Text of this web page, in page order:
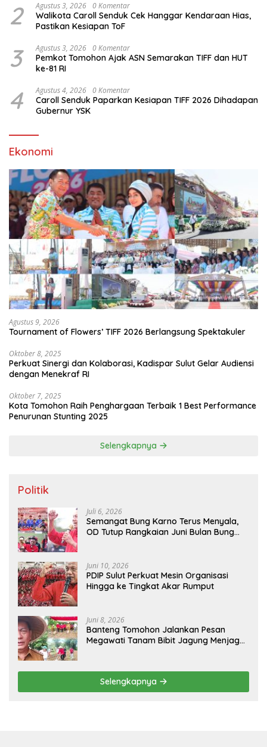
2 Agustus 3, 2026 0 Komentar
Walikota Caroll Senduk Cek Hanggar Kendaraan Hias,
Pastikan Kesiapan ToF
3 Agustus 3, 2026 0 Komentar
Pemkot Tomohon Ajak ASN Semarakan TIFF dan HUT
ke-81 RI
4 Agustus 4, 2026 0 Komentar
Caroll Senduk Paparkan Kesiapan TIFF 2026 Dihadapan
Gubernur YSK
Ekonomi
Agustus 9, 2026
Tournament of Flowers’ TIFF 2026 Berlangsung Spektakuler
Oktober 8, 2025
Perkuat Sinergi dan Kolaborasi, Kadispar Sulut Gelar Audiensi
dengan Menekraf RI
Oktober 7, 2025
Kota Tomohon Raih Penghargaan Terbaik 1 Best Performance
Penurunan Stunting 2025
Selengkapnya
Politik
Juli 6, 2026
Semangat Bung Karno Terus Menyala,
OD Tutup Rangkaian Juni Bulan Bung
Juni 10, 2026
PDIP Sulut Perkuat Mesin Organisasi
Hingga ke Tingkat Akar Rumput
Juni 8, 2026
Banteng Tomohon Jalankan Pesan
Megawati Tanam Bibit Jagung Menjaga
Selengkapnya